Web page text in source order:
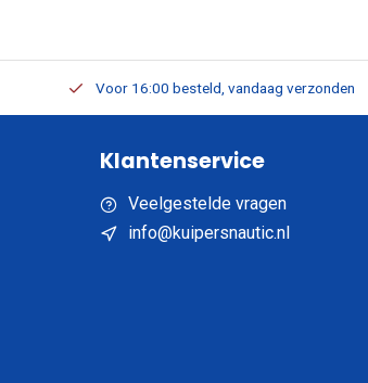
Voor 16:00 besteld, vandaag verzonden
Klantenservice
Veelgestelde vragen
info@kuipersnautic.nl